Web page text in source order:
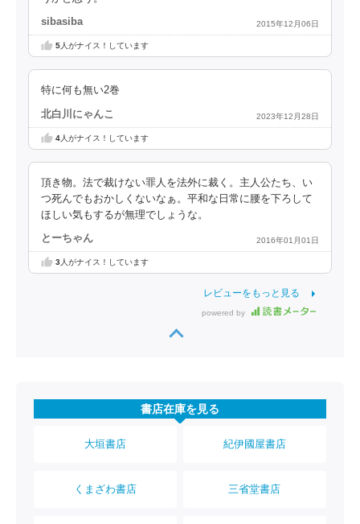
sibasiba 2015年12月06日
5人がナイス！しています
特に何も無い2巻
北白川にゃんこ 2023年12月28日
4人がナイス！しています
頂き物。法で裁けない罪人を法外に裁く。主人公たち、い
つ死んでもおかしくないなぁ。平和な日常に腰を下ろして
ほしい気もするが無理でしょうな。
とーちゃん 2016年01月01日
3人がナイス！しています
レビューをもっと見る
powered by
書店在庫を見る
大垣書店 紀伊國屋書店
くまざわ書店 三省堂書店